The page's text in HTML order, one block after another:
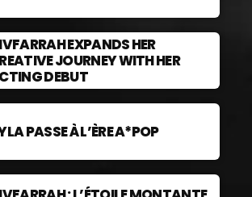
EXPANDS HER
JOURNEY WITH HER
DEBUT
PASSE À L’ÈRE A*POP